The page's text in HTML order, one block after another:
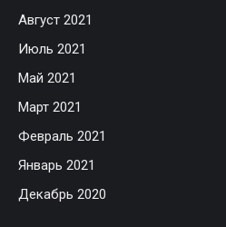
Август 2021
Июль 2021
Май 2021
Март 2021
Февраль 2021
Январь 2021
Декабрь 2020